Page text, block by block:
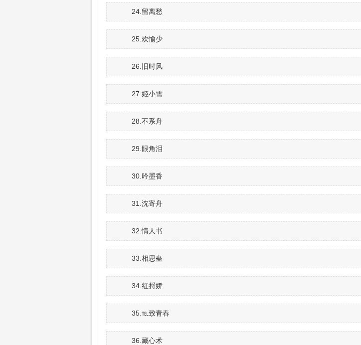
24.留离愁
25.欢愉少
26.旧时风
27.姬小雪
28.不系舟
29.眼角泪
30.吟墨香
31.沈寄舟
32.情人书
33.相思蛊
34.红捋娇
35.℡致青春
36.藏心术